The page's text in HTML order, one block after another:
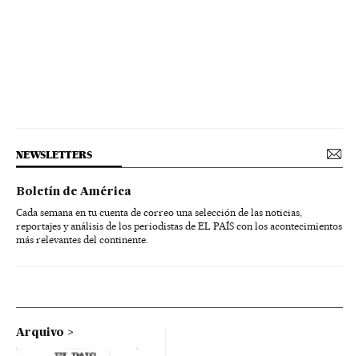
NEWSLETTERS
Boletín de América
Cada semana en tu cuenta de correo una selección de las noticias,
reportajes y análisis de los periodistas de EL PAÍS con los acontecimientos
más relevantes del continente.
Arquivo